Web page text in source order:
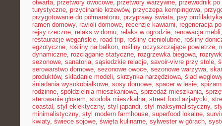
otwarta, przetwory owocowe, przetwory warzywne, przewodnik
turystyczne, przycinanie krzewów, przyczepa kempingowa,
przygotowanie do półmaratonu, przyprawy świata, psy profilaktyka
ramen domowy, ravioli domowe, recenzje kawiarni, regeneracja
rejsy rzeczne, relaks w domu, relaks w ogrodzie, renowacja mebli
restauracje wegańskie, road trip, rośliny cieniolubne, rośliny
egzotyczne, rośliny na balkon, rośliny oczyszczające powietrze,
dynamiczne, rozciąganie statyczne, rozgrzewka biegowa,
sezonowe, sanatoria, sąsiedzkie relacje, savoir-vivre przy stole,
serowarstwo domowe, sezonowe owoce, sezonowe warzywa,
produktów, składanie modeli, skrzynka narzędziowa, ślad
śniadania wysokobiałkowe, sosy domowe, spacer w lesie,
rodzinne, spółdzielnia mieszkaniowa, sprzedaż mieszkania,
sterowanie głosem, stodoła mieszkalna, street food azjatycki,
coastal , styl eklektyczny, styl japandi, styl maksymalistyczny,
minimalistyczny, styl modern farmhouse, superfood lokalne,
kwiaty, świece sojowe, święta kulinarne, sylwester w górach,